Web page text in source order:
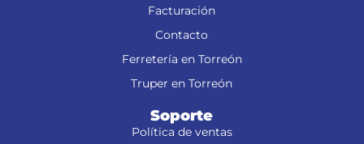
Facturación
Contacto
Ferretería en Torreón
Truper en Torreón
Soporte
Política de ventas